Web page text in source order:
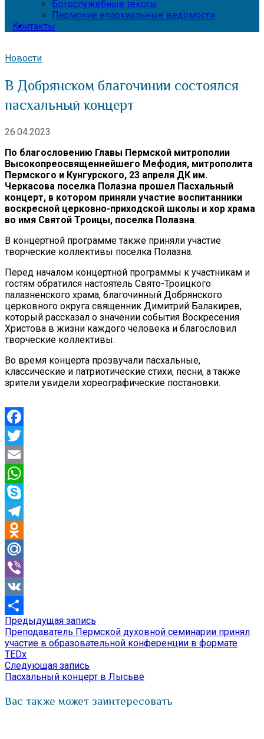
Богослужебные тексты
Пермские епархиальные ведомости
Контакты
Новости
В Добрянском благочинии состоялся
пасхальный концерт
26.04.2023
По благословению Главы Пермской митрополии
Высокопреосвященнейшего Мефодия, митрополита
Пермского и Кунгурского, 23 апреля ДК им.
Черкасова поселка Полазна прошел Пасхальный
концерт, в котором приняли участие воспитанники
воскресной церковно-приходской школы и хор храма
во имя Святой Троицы, поселка Полазна.
В концертной программе также приняли участие
творческие коллективы поселка Полазна.
Перед началом концертной программы к участникам и
гостям обратился настоятель Свято-Троицкого
палазненского храма, благочинный Добрянского
церковного округа священник Димитрий Балакирев,
который рассказал о значении события Воскресения
Христова в жизни каждого человека и благословил
творческие коллективы.
Во время концерта прозвучали пасхальные,
классические и патриотические стихи, песни, а также
зрители увидели хореографические постановки.
Facebook
Twitter
Email
WhatsApp
Skype
Telegram
Odnoklassniki
Mail.Ru
Viber
VK
Отправить
Навигация
по
записям
Предыдущая запись
запись:
Преподаватель Пермской духовной семинарии принял
участие в образовательной конференции в формате
TEDх
Следующая запись
запись:
Пасхальный концерт в Лысьве
Вас также может заинтересовать